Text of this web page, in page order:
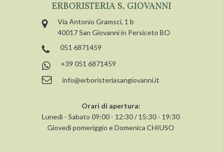
ERBORISTERIA S. GIOVANNI
Via Antonio Gramsci, 1 b
40017 San Giovanni in Persiceto BO
051 6871459
+39 051 6871459
info@erboristeriasangiovanni.it
Orari di apertura:
Lunedì - Sabato 09:00 - 12:30 / 15:30 - 19:30
Giovedì pomeriggio e Domenica CHIUSO